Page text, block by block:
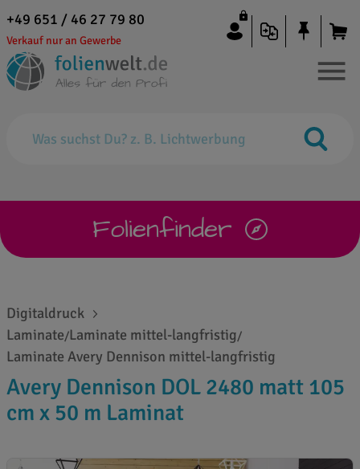
+49 651 / 46 27 79 80
Verkauf nur an Gewerbe
Folienfinder
Digitaldruck
Laminate/Laminate mittel-langfristig/
Laminate Avery Dennison mittel-langfristig
Avery Dennison DOL 2480 matt 105
cm x 50 m Laminat